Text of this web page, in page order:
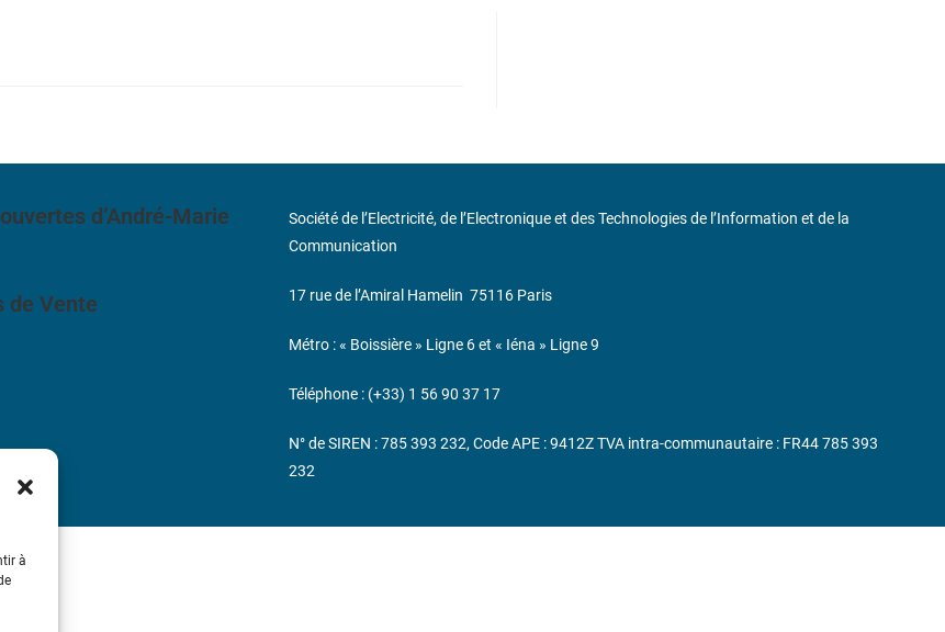
à
d’André-Marie
de Vente
Société de l’Electricité, de l’Electronique et des Technologies de l’Information et de la
Communication
17 rue de l’Amiral Hamelin 75116 Paris
Métro : « Boissière » Ligne 6 et « Iéna » Ligne 9
Téléphone : (+33) 1 56 90 37 17
N° de SIREN : 785 393 232, Code APE : 9412Z TVA intra-communautaire : FR44 785 393
232